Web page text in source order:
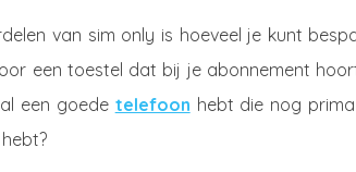
van sim only is hoeveel je kunt
een toestel dat bij je abonnement
een goede telefoon hebt die nog